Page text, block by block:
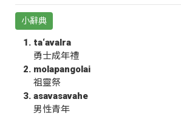
小辭典
ta‘avalra
勇士成年禮
molapangolai
祖靈祭
asavasavahe
男性青年